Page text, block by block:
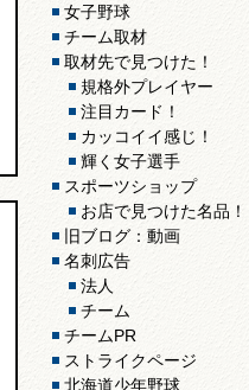
女子野球
チーム取材
取材先で見つけた！
規格外プレイヤー
注目カード！
カッコイイ感じ！
輝く女子選手
スポーツショップ
お店で見つけた名品！
旧ブログ：動画
名刺広告
法人
チーム
チームPR
ストライクページ
北海道少年野球